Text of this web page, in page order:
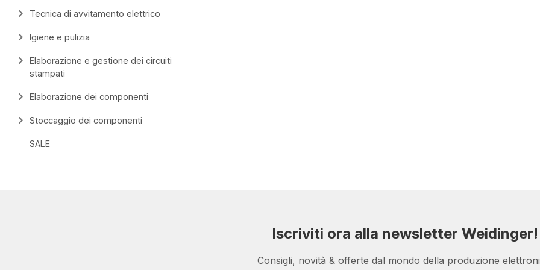
Tecnica di avvitamento elettrico
Igiene e pulizia
Elaborazione e gestione dei circuiti
stampati
Elaborazione dei componenti
Stoccaggio dei componenti
SALE
Iscriviti ora alla newsletter Weidinger!
Consigli, novità & offerte dal mondo della produzione